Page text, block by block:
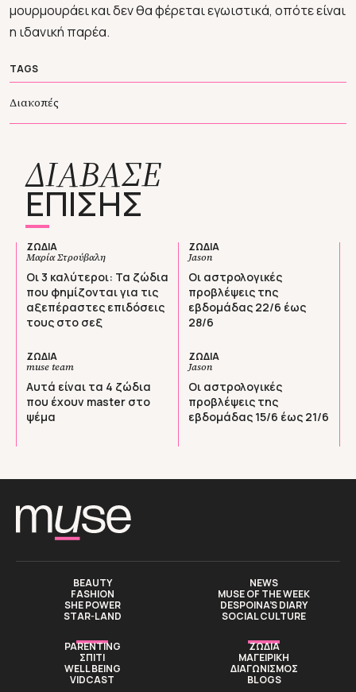
μουρμουράει και δεν θα φέρεται εγωιστικά, οπότε είναι
η ιδανική παρέα.
TAGS
Διακοπές
ΔΙΑΒΑΣΕ
ΕΠΙΣΗΣ
ΖΩΔΙΑ
Μαρία Στρούβαλη
Οι 3 καλύτεροι: Τα ζώδια
που φημίζονται για τις
αξεπέραστες επιδόσεις
τους στο σεξ
ΖΩΔΙΑ
Jason
Οι αστρολογικές
προβλέψεις της
εβδομάδας 22/6 έως
28/6
ΖΩΔΙΑ
muse team
Αυτά είναι τα 4 ζώδια
που έχουν master στο
ψέμα
ΖΩΔΙΑ
Jason
Οι αστρολογικές
προβλέψεις της
εβδομάδας 15/6 έως 21/6
BEAUTY
FASHION
SHE POWER
STAR-LAND
NEWS
MUSE OF THE WEEK
DESPOINA’S DIARY
SOCIAL CULTURE
PARENTING
ΣΠΙΤΙ
WELL BEING
VIDCAST
ΖΩΔΙΑ
ΜΑΓΕΙΡΙΚΗ
ΔΙΑΓΩΝΙΣΜΟΣ
BLOGS